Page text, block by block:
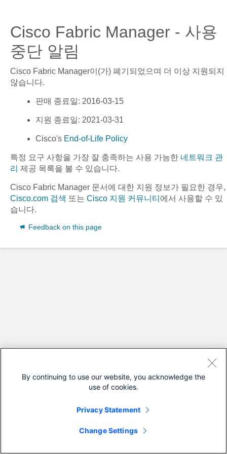
Cisco Fabric Manager - 사용
중단 알림
Cisco Fabric Manager이(가) 폐기되었으며 더 이상 지원되지
않습니다.
판매 종료일: 2016-03-15
지원 종료일: 2021-03-31
Cisco's End-of-Life Policy
특정 요구 사항을 가장 잘 충족하는 사용 가능한 네트워크 관
리 제공 목록을 볼 수 있습니다.
Cisco Fabric Manager 문서에 대한 지원 정보가 필요한 경우,
Cisco.com 검색 또는 Cisco 지원 커뮤니티 에서 사용할 수 있
습니다.
Feedback on this page
By continuing to use our website, you acknowledge the
use of cookies.
Privacy Statement
Change Settings